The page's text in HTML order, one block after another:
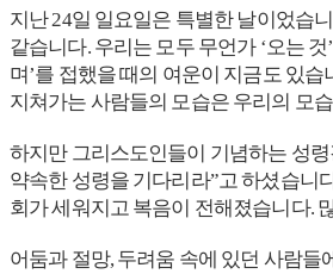
지난 24일 일요일은 특별한 날이었습
같습니다. 우리는 모두 무언가 ‘오는
며’를 접했을 때의 여운이 지금도 있
지쳐가는 사람들의 모습은 우리의 모
하지만 그리스도인들이 기념하는 성
약속한 성령을 기다리라”고 하셨습니
회가 세워지고 복음이 전해졌습니다.
어둠과 절망, 두려움 속에 있던 사람